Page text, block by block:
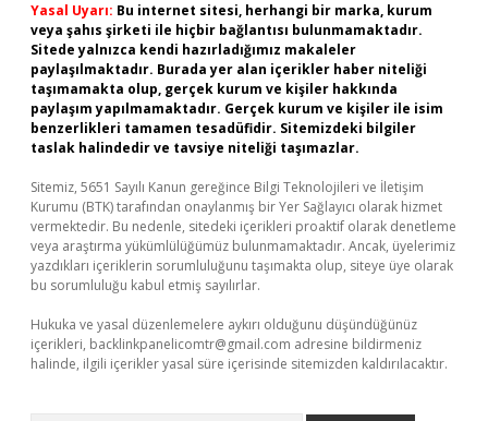
Yasal Uyarı: Bu internet sitesi, herhangi bir marka, kurum
veya şahıs şirketi ile hiçbir bağlantısı bulunmamaktadır.
Sitede yalnızca kendi hazırladığımız makaleler
paylaşılmaktadır. Burada yer alan içerikler haber niteliği
taşımamakta olup, gerçek kurum ve kişiler hakkında
paylaşım yapılmamaktadır. Gerçek kurum ve kişiler ile isim
benzerlikleri tamamen tesadüfidir. Sitemizdeki bilgiler
taslak halindedir ve tavsiye niteliği taşımazlar.
Sitemiz, 5651 Sayılı Kanun gereğince Bilgi Teknolojileri ve İletişim
Kurumu (BTK) tarafından onaylanmış bir Yer Sağlayıcı olarak hizmet
vermektedir. Bu nedenle, sitedeki içerikleri proaktif olarak denetleme
veya araştırma yükümlülüğümüz bulunmamaktadır. Ancak, üyelerimiz
yazdıkları içeriklerin sorumluluğunu taşımakta olup, siteye üye olarak
bu sorumluluğu kabul etmiş sayılırlar.
Hukuka ve yasal düzenlemelere aykırı olduğunu düşündüğünüz
içerikleri, backlinkpanelicomtr@gmail.com adresine bildirmeniz
halinde, ilgili içerikler yasal süre içerisinde sitemizden kaldırılacaktır.